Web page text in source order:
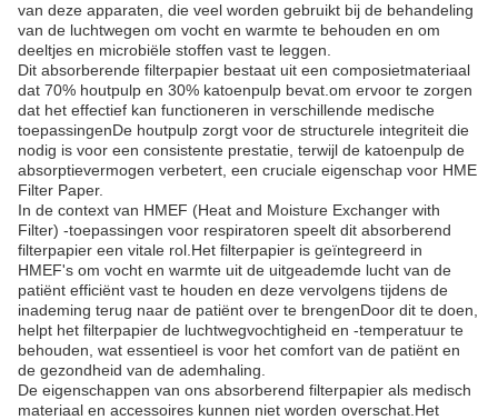
van deze apparaten, die veel worden gebruikt bij de behandeling
van de luchtwegen om vocht en warmte te behouden en om
deeltjes en microbiële stoffen vast te leggen.
Dit absorberende filterpapier bestaat uit een composietmateriaal
dat 70% houtpulp en 30% katoenpulp bevat.om ervoor te zorgen
dat het effectief kan functioneren in verschillende medische
toepassingenDe houtpulp zorgt voor de structurele integriteit die
nodig is voor een consistente prestatie, terwijl de katoenpulp de
absorptievermogen verbetert, een cruciale eigenschap voor HME
Filter Paper.
In de context van HMEF (Heat and Moisture Exchanger with
Filter) -toepassingen voor respiratoren speelt dit absorberend
filterpapier een vitale rol.Het filterpapier is geïntegreerd in
HMEF's om vocht en warmte uit de uitgeademde lucht van de
patiënt efficiënt vast te houden en deze vervolgens tijdens de
inademing terug naar de patiënt over te brengenDoor dit te doen,
helpt het filterpapier de luchtwegvochtigheid en -temperatuur te
behouden, wat essentieel is voor het comfort van de patiënt en
de gezondheid van de ademhaling.
De eigenschappen van ons absorberend filterpapier als medisch
materiaal en accessoires kunnen niet worden overschat.Het